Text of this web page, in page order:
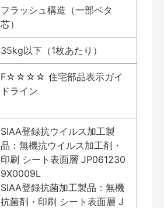
フラッシュ構造（一部ベタ
芯）
35kg以下（1枚あたり）
F☆☆☆☆ 住宅部品表示ガイ
ドライン
SIAA登録抗ウイルス加工製
品：無機抗ウイルス加工剤・
印刷 シート表面層 JP061230
9X0009L
SIAA登録抗菌加工製品：無機
抗菌剤・印刷 シート表面層 J